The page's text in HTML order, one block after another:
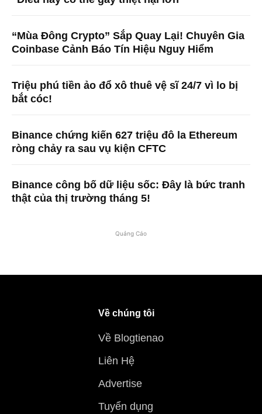
“Mùa Đông Crypto” Sắp Quay Lại! Chuyên Gia
Coinbase Cảnh Báo Tín Hiệu Nguy Hiểm
Triệu phú tiền ảo đổ xô thuê vệ sĩ 24/7 vì lo bị
bắt cóc!
Binance chứng kiến ​​627 triệu đô la Ethereum
ròng chảy ra sau vụ kiện CFTC
Binance công bố dữ liệu sốc: Đây là bức tranh
thật của thị trường tháng 5!
Quảng Cáo
Về chúng tôi
Về Blogtienao
Liên Hệ
Advertise
Tuyển dụng